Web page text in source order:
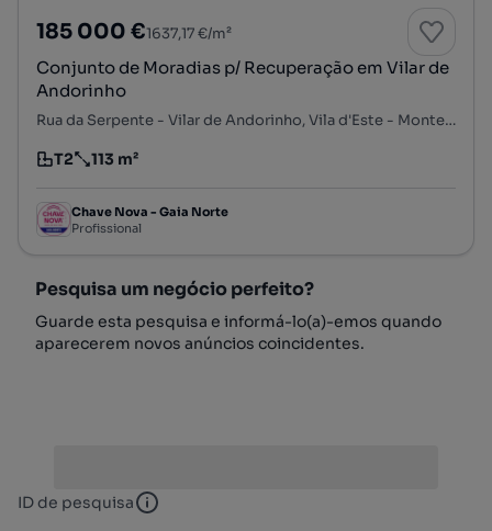
185 000 €1637,17 €/m²
Conjunto de Moradias p/ Recuperação em Vilar de
Andorinho
Rua da Serpente - Vilar de Andorinho, Vila d'Este - Monte da Virgem, Vilar de Andorinho, Vila Nova de Gaia, Porto
Tipologia
T2
Preço por metro quadrado
113 m²
Chave Nova - Gaia Norte
Profissional
Pesquisa um negócio perfeito?
Guarde esta pesquisa e informá-lo(a)-emos quando
aparecerem novos anúncios coincidentes.
ID de pesquisa ID de pesquisa